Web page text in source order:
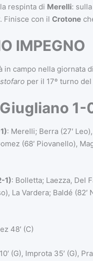
respinta di Merelli:
Finisce con il Crotone
IMPEGNO
campo nella giornata
per il 17º turno
1-
: Merelli; Berra (27′
(68′ Piovanello),
1): Bolletta; Laezza, Del
La Vardera; Baldé
48′ (C)
(G), Improta 35′ (G),